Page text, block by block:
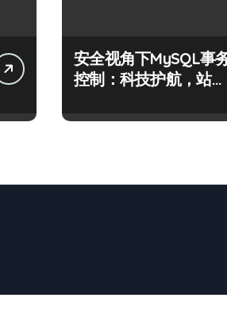
安全视角下MySQL事
控制：科技护航，站长